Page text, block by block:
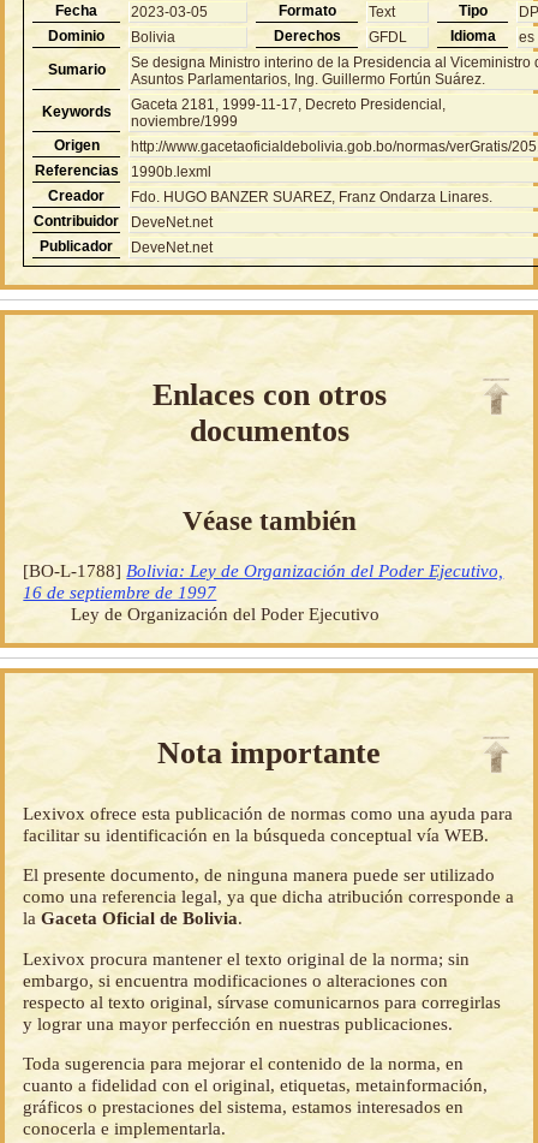
Fecha
2023-03-05 Formato Text Tipo
Dominio
Bolivia Derechos GFDL Idioma
es
Sumario
Se designa Ministro interino de la Presidencia al Viceministro
Asuntos Parlamentarios, Ing. Guillermo Fortún Suárez.
Keywords
Gaceta 2181, 1999-11-17, Decreto Presidencial,
noviembre/1999
Origen
http://www.gacetaoficialdebolivia.gob.bo/normas/verGratis/
Referencias
1990b.lexml
Creador
Fdo. HUGO BANZER SUAREZ, Franz Ondarza Linares.
Contribuidor
DeveNet.net
Publicador
DeveNet.net
Enlaces con otros
documentos
Véase también
[BO-L-1788] Bolivia: Ley de Organización del Poder Ejecutivo,
16 de septiembre de 1997
Ley de Organización del Poder Ejecutivo
Nota importante
Lexivox ofrece esta publicación de normas como una ayuda para
facilitar su identificación en la búsqueda conceptual vía WEB.
El presente documento, de ninguna manera puede ser utilizado
como una referencia legal, ya que dicha atribución corresponde a
laGaceta Oficial de Bolivia.
Lexivox procura mantener el texto original de la norma; sin
embargo, si encuentra modificaciones o alteraciones con
respecto al texto original, sírvase comunicarnos para corregirlas
y lograr una mayor perfección en nuestras publicaciones.
Toda sugerencia para mejorar el contenido de la norma, en
cuanto a fidelidad con el original, etiquetas, metainformación,
gráficos o prestaciones del sistema, estamos interesados en
conocerla e implementarla.